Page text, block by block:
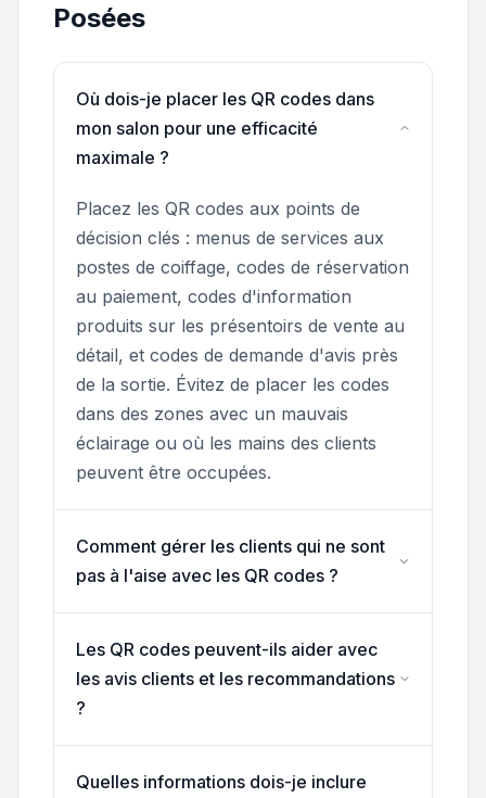
Posées
Où dois-je placer les QR codes dans
mon salon pour une efficacité
maximale ?
Placez les QR codes aux points de
décision clés : menus de services aux
postes de coiffage, codes de réservation
au paiement, codes d'information
produits sur les présentoirs de vente au
détail, et codes de demande d'avis près
de la sortie. Évitez de placer les codes
dans des zones avec un mauvais
éclairage ou où les mains des clients
peuvent être occupées.
Comment gérer les clients qui ne sont
pas à l'aise avec les QR codes ?
Les QR codes peuvent-ils aider avec
les avis clients et les recommandations
?
Quelles informations dois-je inclure